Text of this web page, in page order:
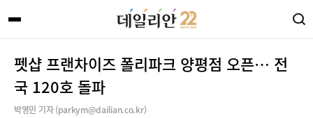
펫샵 프랜차이즈 폴리파크 양평점 오픈… 전
국 120호 돌파
박영민 기자 (parkym@dailian.co.kr)